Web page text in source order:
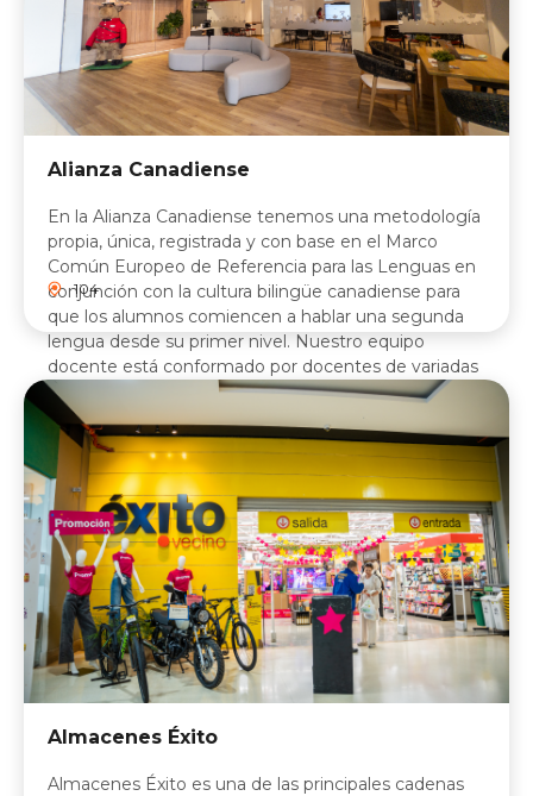
Alianza Canadiense
En la Alianza Canadiense tenemos una metodología
propia, única, registrada y con base en el Marco
Común Europeo de Referencia para las Lenguas en
conjunción con la cultura bilingüe canadiense para
que los alumnos comiencen a hablar una segunda
lengua desde su primer nivel. Nuestro equipo
docente está conformado por docentes de variadas
nacionalidades y poseemos la más alta tecnología
en el aula de clase y como apoyo curricular al
alumno.
104
Almacenes Éxito
Almacenes Éxito es una de las principales cadenas